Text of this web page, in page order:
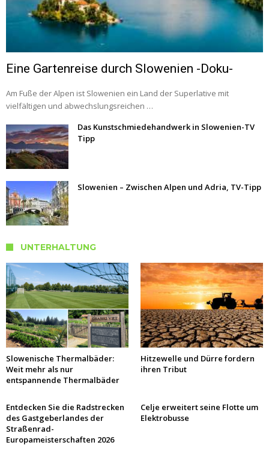
Eine Gartenreise durch Slowenien -Doku-
Am Fuße der Alpen ist Slowenien ein Land der Superlative mit
vielfältigen und abwechslungsreichen …
Das Kunstschmiedehandwerk in Slowenien-TV
Tipp
Slowenien – Zwischen Alpen und Adria, TV-Tipp
UNTERHALTUNG
Slowenische Thermalbäder:
Weit mehr als nur
entspannende Thermalbäder
Hitzewelle und Dürre fordern
ihren Tribut
Entdecken Sie die Radstrecken
des Gastgeberlandes der
Straßenrad-
Europameisterschaften 2026
Celje erweitert seine Flotte um
Elektrobusse